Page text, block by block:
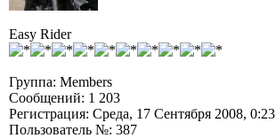
Easy Rider
Группа: Members
Сообщений: 1 203
Регистрация: Среда, 17 Сентября 2008, 0:23
Пользователь №: 387